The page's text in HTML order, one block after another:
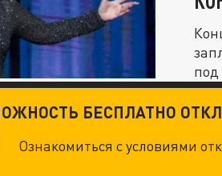
под
БЕСПЛАТНО
Ознакомиться с условиями